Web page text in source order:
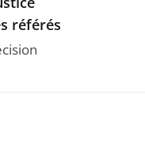
référés